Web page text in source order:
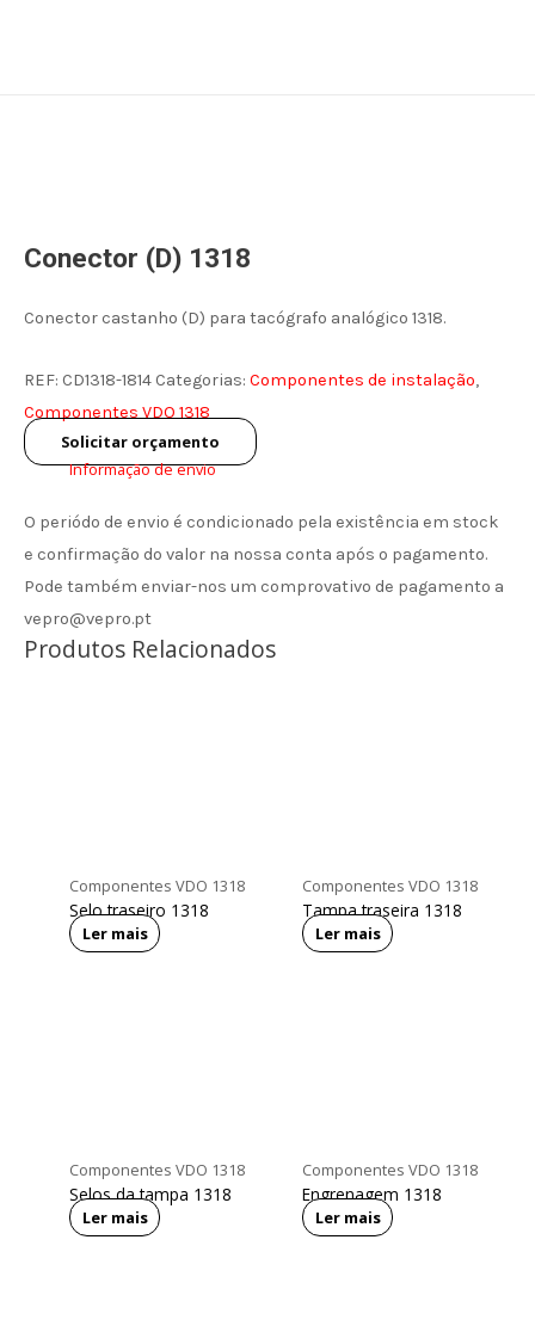
Conector (D) 1318
Conector castanho (D) para tacógrafo analógico 1318.
REF: CD1318-1814Categorias: Componentes de instalação,
Componentes VDO 1318
Solicitar orçamento
Informação de envio
O periódo de envio é condicionado pela existência em stock
e confirmação do valor na nossa conta após o pagamento.
Pode também enviar-nos um comprovativo de pagamento a
vepro@vepro.pt
Produtos Relacionados
Componentes VDO 1318
Selo traseiro 1318
Ler mais
Componentes VDO 1318
Tampa traseira 1318
Ler mais
Componentes VDO 1318
Selos da tampa 1318
Ler mais
Componentes VDO 1318
Engrenagem 1318
Ler mais